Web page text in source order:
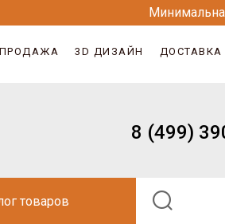
3D ДИЗАЙН ДОСТАВКА
8 (499)
товаров